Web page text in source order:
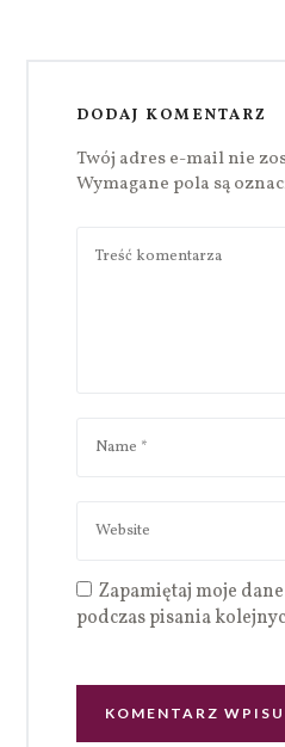
DODAJ KOMENTARZ
Twój adres e-mail nie
Wymagane pola są
Zapamiętaj moje
podczas pisania